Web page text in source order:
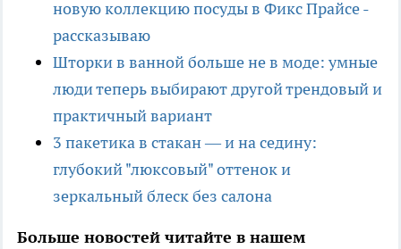
новую коллекцию посуды в Фикс Прайсе -
рассказываю
Шторки в ванной больше не в моде: умные
люди теперь выбирают другой трендовый и
практичный вариант
3 пакетика в стакан — и на седину:
глубокий "люксовый" оттенок и
зеркальный блеск без салона
Больше новостей читайте в нашем